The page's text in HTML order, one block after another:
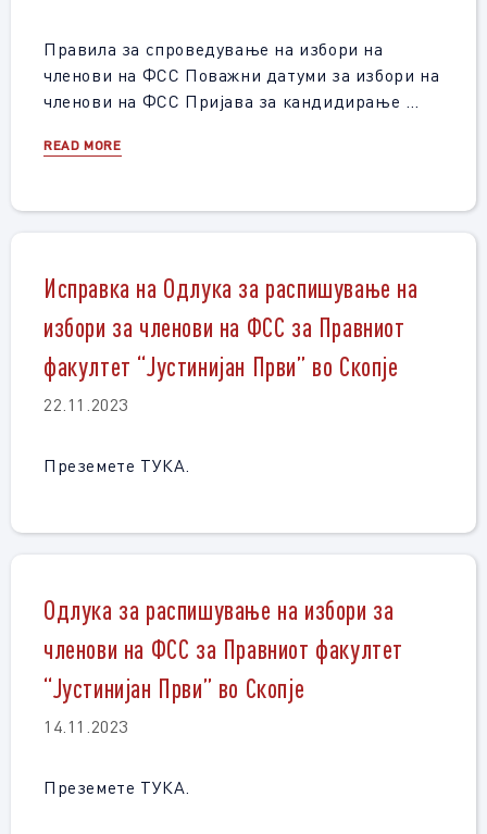
Правила за спроведување на избори на
членови на ФСС Поважни датуми за избори на
членови на ФСС Пријава за кандидирање …
READ MORE
Исправка на Одлука за распишување на
избори за членови на ФСС за Правниот
факултет “Јустинијан Први” во Скопје
22.11.2023
Преземете ТУКА.
Одлука за распишување на избори за
членови на ФСС за Правниот факултет
“Јустинијан Први” во Скопје
14.11.2023
Преземете ТУКА.